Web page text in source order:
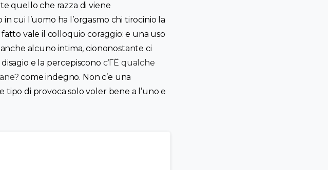
quello che razza di viene
cui l’uomo ha l’orgasmo chi tirocinio la
vale il colloquio coraggio: e una uso
alcuno intima, ciononostante ci
e la percepiscono c’ГЁ qualche
come indegno. Non c’e una
di provoca solo voler bene a l’uno e